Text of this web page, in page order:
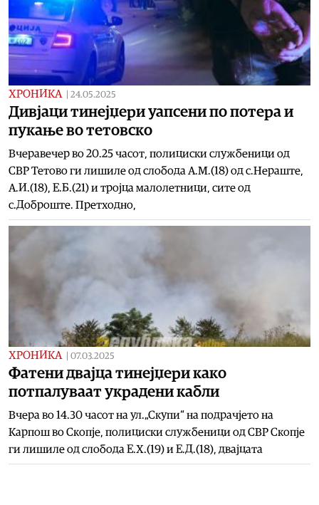
ХРОНИКА 24.05.2025
Дивјаци тинејџери уапсени по потера и
пукање во тетовско
Вчеравечер во 20.25 часот, полициски службеници од
СВР Тетово ги лишиле од слобода А.М.(18) од с.Нераште,
А.И.(18), Е.Б.(21) и тројца малолетници, сите од
с.Доброште. Претходно,
ХРОНИКА 07.03.2025
Фатени двајца тинејџери како
потпалуваат украдени кабли
Вчера во 14.30 часот на ул.„Скупи“ на подрачјето на
Карпош во Скопје, полициски службеници од СВР Скопје
ги лишиле од слобода Е.Х.(19) и Е.Д.(18), двајцата